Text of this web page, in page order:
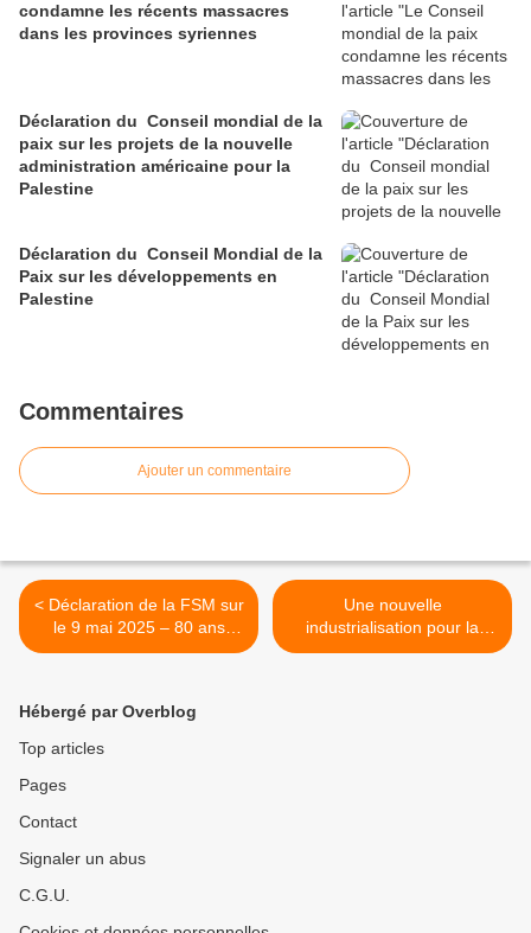
condamne les récents massacres
dans les provinces syriennes
Déclaration du Conseil mondial de la
paix sur les projets de la nouvelle
administration américaine pour la
Palestine
Déclaration du Conseil Mondial de la
Paix sur les développements en
Palestine
Commentaires
Ajouter un commentaire
< Déclaration de la FSM sur
le 9 mai 2025 – 80 ans
depuis la victoire sur le
Une nouvelle
industrialisation pour la
France - samedi 17 mai -
Hébergé par Overblog
Top articles
Pages
Contact
Signaler un abus
C.G.U.